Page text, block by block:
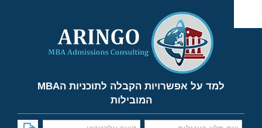
content
למד על אפשרויות הקבלה לתוכניות הMBA
המובילות